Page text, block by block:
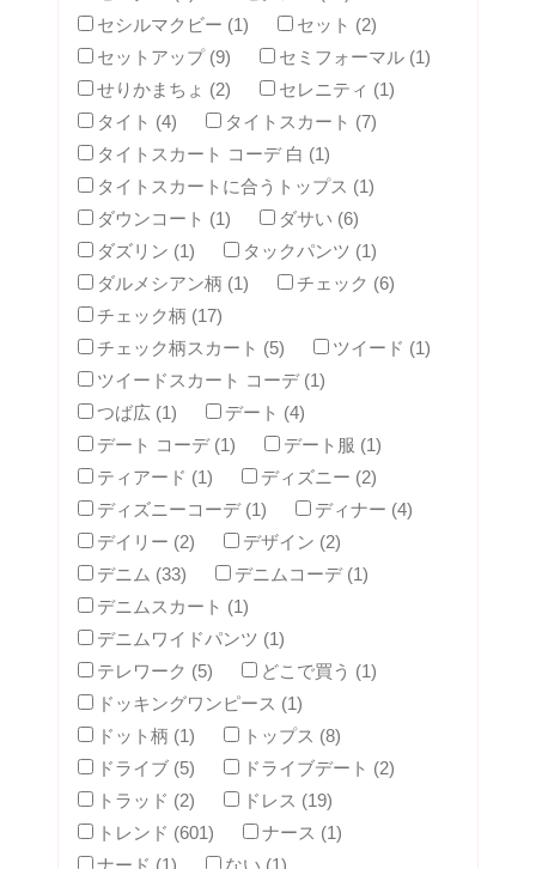
セシルマクビー (1)
セット (2)
セットアップ (9)
セミフォーマル (1)
せりかまちょ (2)
セレニティ (1)
タイト (4)
タイトスカート (7)
タイトスカート コーデ 白 (1)
タイトスカートに合うトップス (1)
ダウンコート (1)
ダサい (6)
ダズリン (1)
タックパンツ (1)
ダルメシアン柄 (1)
チェック (6)
チェック柄 (17)
チェック柄スカート (5)
ツイード (1)
ツイードスカート コーデ (1)
つば広 (1)
デート (4)
デート コーデ (1)
デート服 (1)
ティアード (1)
ディズニー (2)
ディズニーコーデ (1)
ディナー (4)
デイリー (2)
デザイン (2)
デニム (33)
デニムコーデ (1)
デニムスカート (1)
デニムワイドパンツ (1)
テレワーク (5)
どこで買う (1)
ドッキングワンピース (1)
ドット柄 (1)
トップス (8)
ドライブ (5)
ドライブデート (2)
トラッド (2)
ドレス (19)
トレンド (601)
ナース (1)
ナード (1)
ない (1)